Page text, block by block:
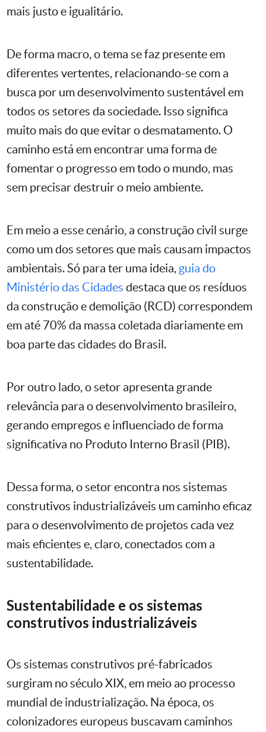
mais justo e igualitário.
De forma macro, o tema se faz presente em
diferentes vertentes, relacionando-se com a
busca por um desenvolvimento sustentável em
todos os setores da sociedade. Isso significa
muito mais do que evitar o desmatamento. O
caminho está em encontrar uma forma de
fomentar o progresso em todo o mundo, mas
sem precisar destruir o meio ambiente.
Em meio a esse cenário, a construção civil surge
como um dos setores que mais causam impactos
ambientais. Só para ter uma ideia, guia do
Ministério das Cidades destaca que os resíduos
da construção e demolição (RCD) correspondem
em até 70% da massa coletada diariamente em
boa parte das cidades do Brasil.
Por outro lado, o setor apresenta grande
relevância para o desenvolvimento brasileiro,
gerando empregos e influenciado de forma
significativa no Produto Interno Brasil (PIB).
Dessa forma, o setor encontra nos sistemas
construtivos industrializáveis um caminho eficaz
para o desenvolvimento de projetos cada vez
mais eficientes e, claro, conectados com a
sustentabilidade.
Sustentabilidade e os sistemas
construtivos industrializáveis
Os sistemas construtivos pré-fabricados
surgiram no século XIX, em meio ao processo
mundial de industrialização. Na época, os
colonizadores europeus buscavam caminhos